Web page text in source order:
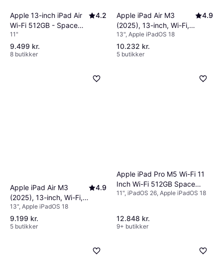
Apple 13-inch iPad Air
Wi-Fi 512GB - Space
Gray (M4)
4.2
11"
9.499 kr.
8 butikker
Apple iPad Air M3
(2025), 13-inch, Wi-Fi,
512GB Purple
4.9
13", Apple iPadOS 18
10.232 kr.
5 butikker
Apple iPad Air M3
(2025), 13-inch, Wi-Fi,
512GB Blue
4.9
13", Apple iPadOS 18
9.199 kr.
5 butikker
Apple iPad Pro M5 Wi-Fi 11
Inch Wi-Fi 512GB Space
Black
11", iPadOS 26, Apple iPadOS 18
12.848 kr.
9+ butikker